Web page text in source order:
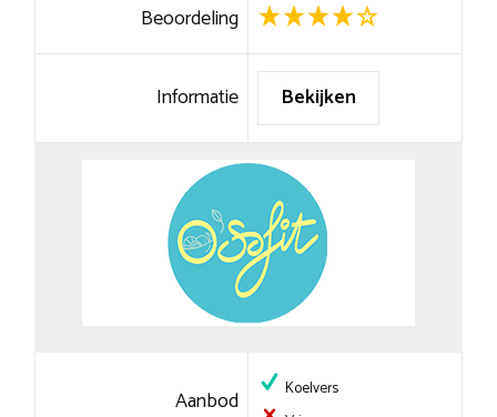
Beoordeling
Informatie Bekijken
Aanbod
Koelvers